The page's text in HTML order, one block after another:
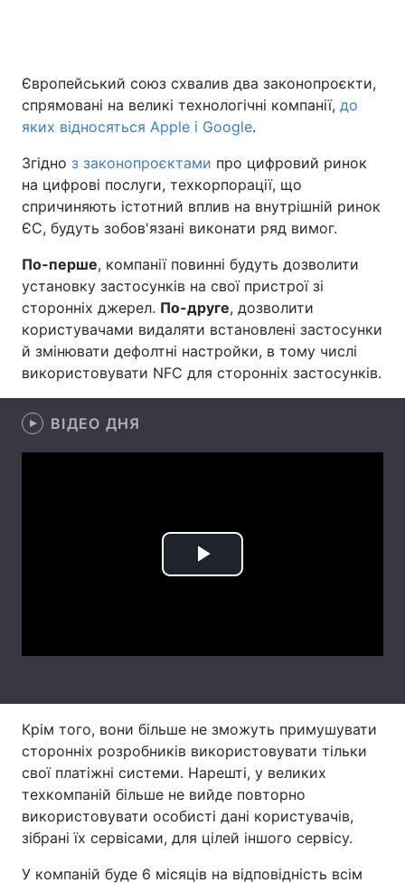
Україна Політика
Спорт Наука
Техно і зв'язок Лайт
Зброя Інциденти
Здоров'я Туризм
Цікавинки Погода
Екологія Регіони
Лонгріди
Тема оформлення
Європейський союз схвалив два законопроєкти,
спрямовані на великі технологічні компанії, до
яких відносяться Apple і Google.
Згідно з законопроєктами про цифровий ринок
на цифрові послуги, техкорпорації, що
спричиняють істотний вплив на внутрішній ринок
ЄС, будуть зобов'язані виконати ряд вимог.
По-перше, компанії повинні будуть дозволити
установку застосунків на свої пристрої зі
сторонніх джерел. По-друге, дозволити
користувачами видаляти встановлені застосунки
й змінювати дефолтні настройки, в тому числі
використовувати NFC для сторонніх застосунків.
ВІДЕО ДНЯ
Play
Крім того, вони більше не зможуть примушувати
сторонніх розробників використовувати тільки
свої платіжні системи. Нарешті, у великих
техкомпаній більше не вийде повторно
використовувати особисті дані користувачів,
зібрані їх сервісами, для цілей іншого сервісу.
У компаній буде 6 місяців на відповідність всім